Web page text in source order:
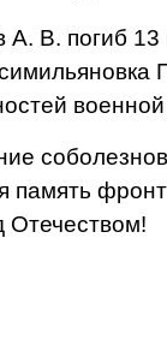
А. В. погиб
память
Отечеством!